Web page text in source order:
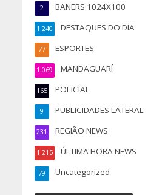
BANERS 1024X100
2
DESTAQUES DO DIA
1.240
ESPORTES
77
MANDAGUARÍ
1.069
POLICIAL
165
PUBLICIDADES LATERAL
9
REGIÃO NEWS
231
ÚLTIMA HORA NEWS
1.215
Uncategorized
79